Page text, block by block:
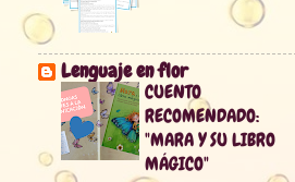
Lenguaje en flor
CUENTO
RECOMENDADO:
"MARA Y SU LIBRO
MÁGICO"